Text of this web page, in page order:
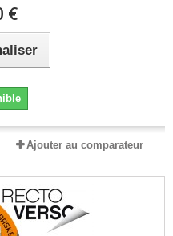
€
Ajouter au comparateur